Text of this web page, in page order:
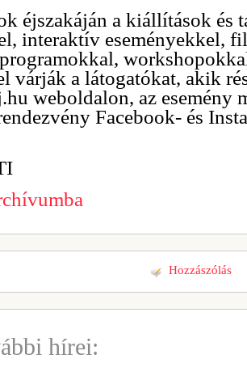
éjszakáján a kiállítások és
interaktív eseményekkel,
várják a látogatókat, akik
weboldalon, az esemény
Facebook- és
Hozzászólás
hírei: